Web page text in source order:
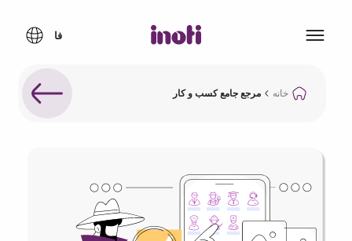
خانه مرجع جامع کسب و کار